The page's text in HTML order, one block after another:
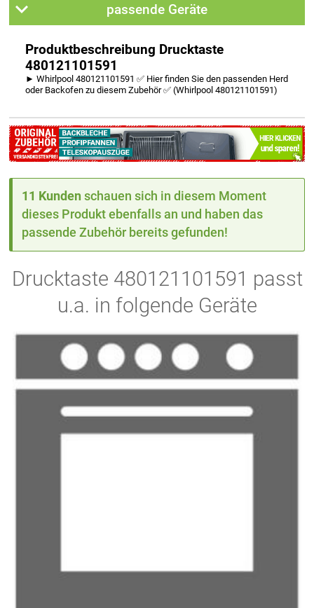
passende Geräte
Produktbeschreibung Drucktaste
480121101591
► Whirlpool 480121101591 ✅ Hier finden Sie den passenden Herd
oder Backofen zu diesem Zubehör ✅ (Whirlpool 480121101591)
11 Kunden schauen sich in diesem Moment
dieses Produkt ebenfalls an und haben das
passende Zubehör bereits gefunden!
Drucktaste 480121101591 passt
u.a. in folgende Geräte